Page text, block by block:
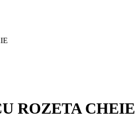
ROZETA CHEIE